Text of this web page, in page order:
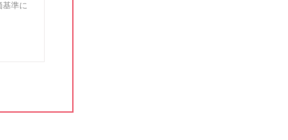
基準に